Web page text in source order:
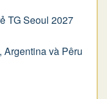
TG Seoul 2027
và Pêru